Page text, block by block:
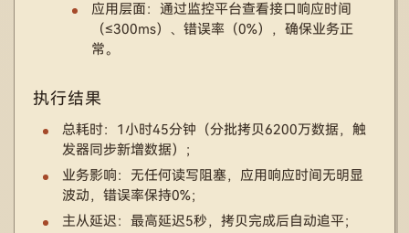
应用层面：通过监控平台查看接口响应时间
（≤300ms）、错误率（0%），确保业务正
常。
执行结果
总耗时：1小时45分钟（分批拷贝6200万数据，触
发器同步新增数据）；
业务影响：无任何读写阻塞，应用响应时间无明显
波动，错误率保持0%；
主从延迟：最高延迟5秒，拷贝完成后自动追平；